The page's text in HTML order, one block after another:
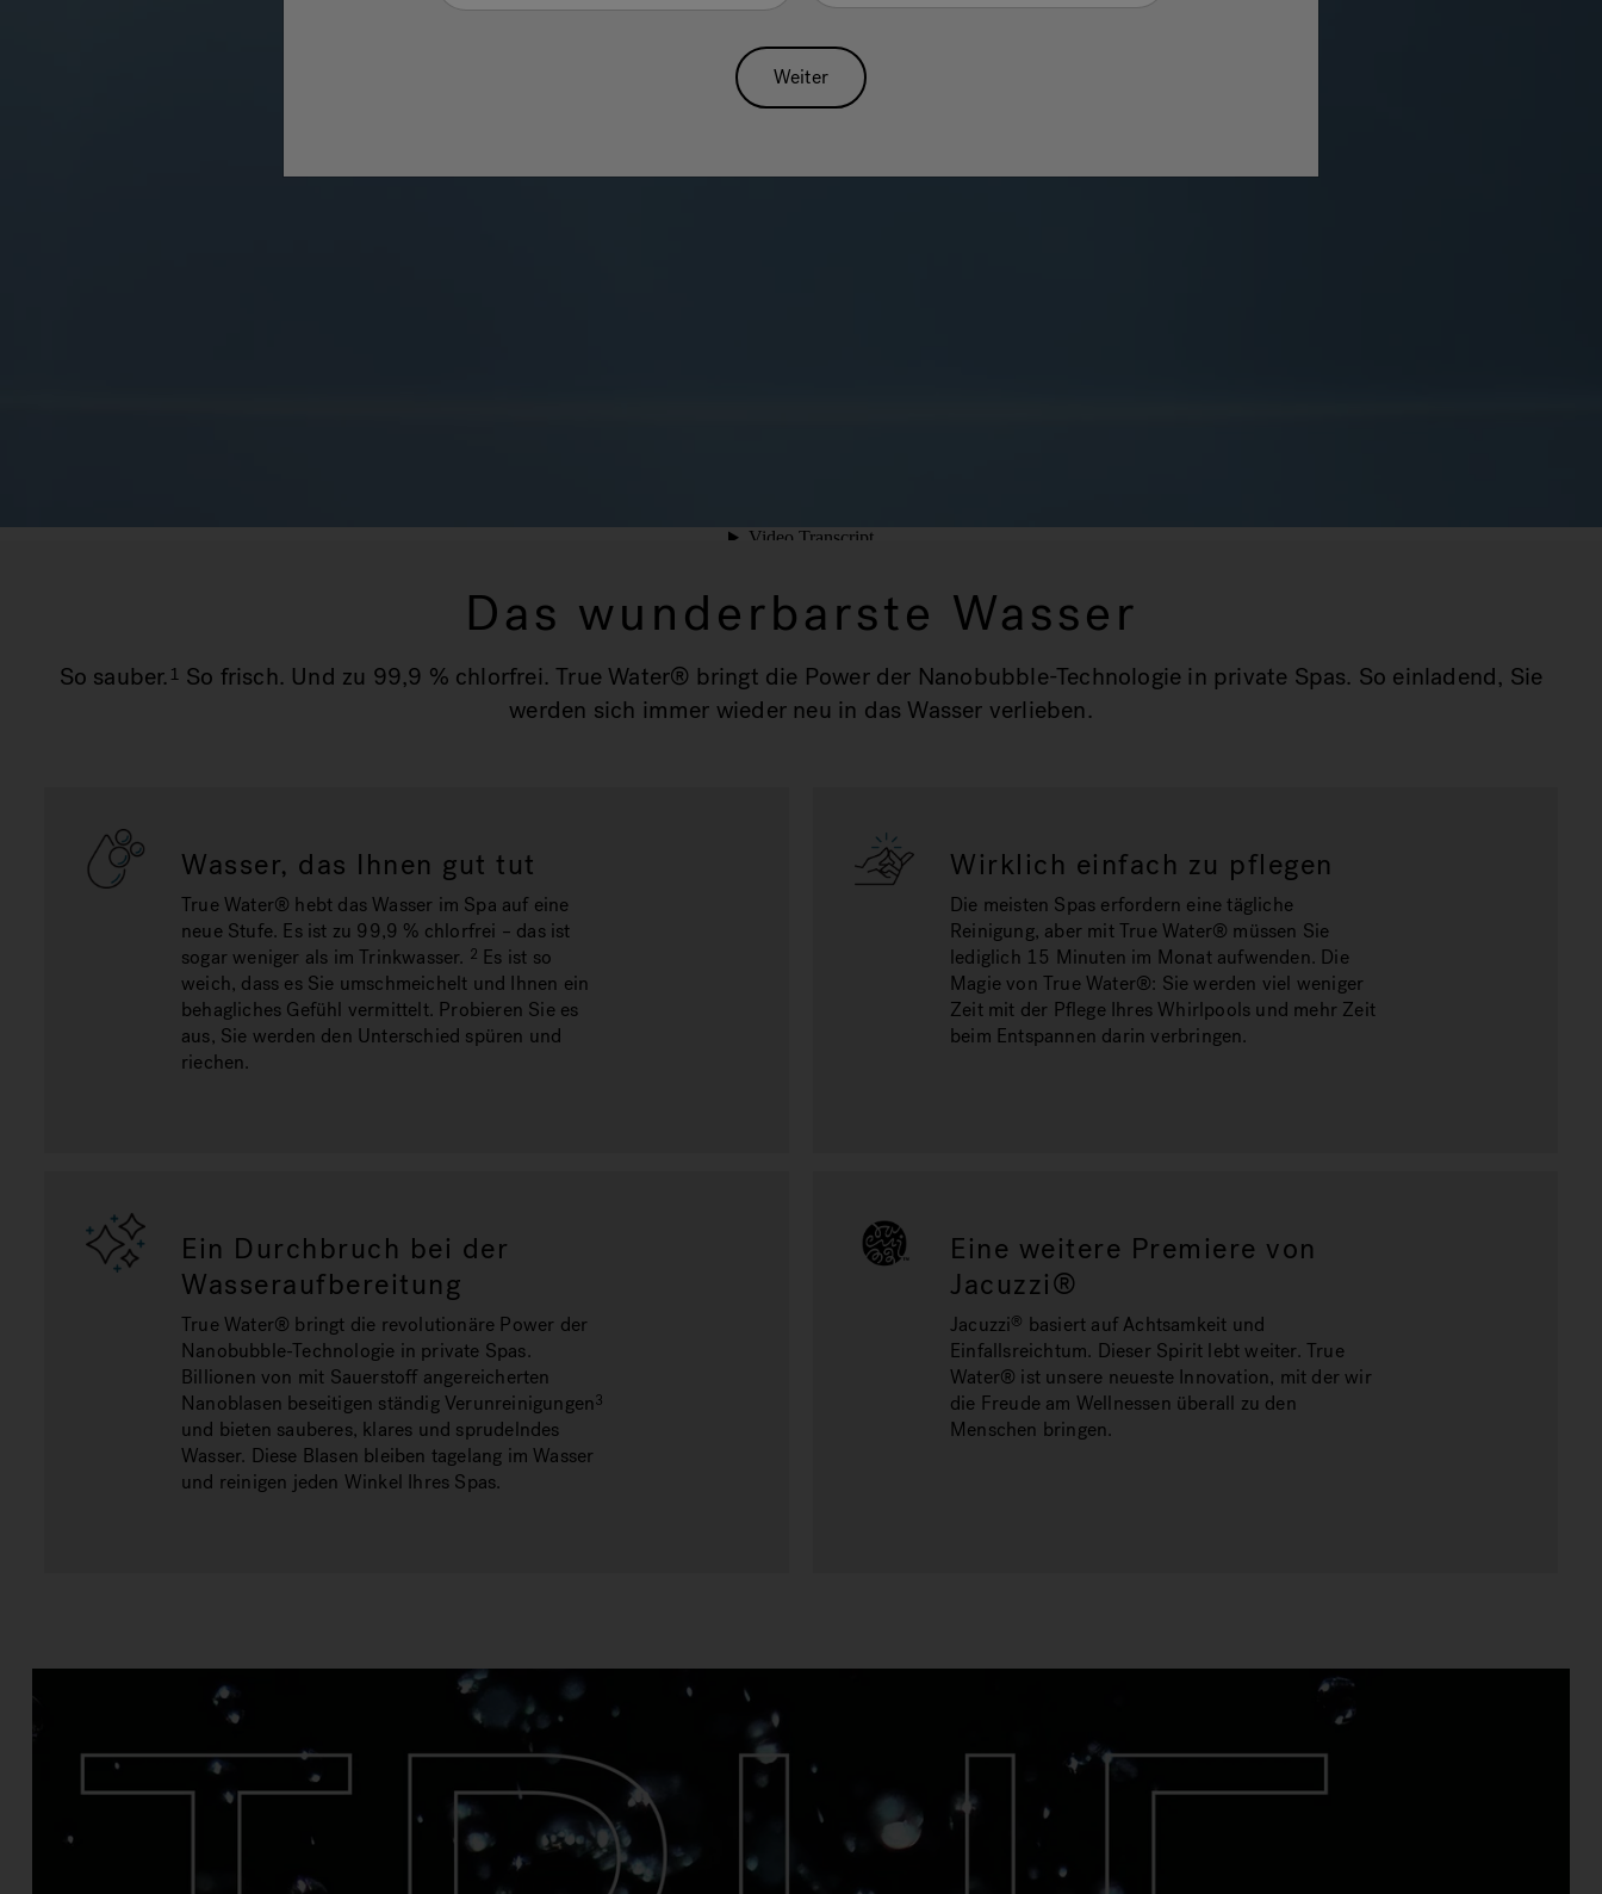
Das wunderbarste Wasser
So sauber. 1 So frisch. Und zu 99,9 % chlorfrei. True Water® bringt die Power der Nanobubble-Technologie in private Spas. So einladend, Sie
werden sich immer wieder neu in das Wasser verlieben.
Wasser, das Ihnen gut tut
True Water® hebt das Wasser im Spa auf eine
neue Stufe. Es ist zu 99,9 % chlorfrei – das ist
sogar weniger als im Trinkwasser. 2 Es ist so
weich, dass es Sie umschmeichelt und Ihnen ein
behagliches Gefühl vermittelt. Probieren Sie es
aus, Sie werden den Unterschied spüren und
riechen.
Wirklich einfach zu pflegen
Die meisten Spas erfordern eine tägliche
Reinigung, aber mit True Water® müssen Sie
lediglich 15 Minuten im Monat aufwenden. Die
Magie von True Water®: Sie werden viel weniger
Zeit mit der Pflege Ihres Whirlpools und mehr Zeit
beim Entspannen darin verbringen.
Ein Durchbruch bei der
Wasseraufbereitung
True Water® bringt die revolutionäre Power der
Nanobubble-Technologie in private Spas.
Billionen von mit Sauerstoff angereicherten
Nanoblasen beseitigen ständig Verunreinigungen3
und bieten sauberes, klares und sprudelndes
Wasser. Diese Blasen bleiben tagelang im Wasser
und reinigen jeden Winkel Ihres Spas.
Eine weitere Premiere von
Jacuzzi®
Jacuzzi® basiert auf Achtsamkeit und
Einfallsreichtum. Dieser Spirit lebt weiter. True
Water® ist unsere neueste Innovation, mit der wir
die Freude am Wellnessen überall zu den
Menschen bringen.
Weiter